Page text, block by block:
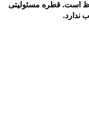
قطره مسئولیتی